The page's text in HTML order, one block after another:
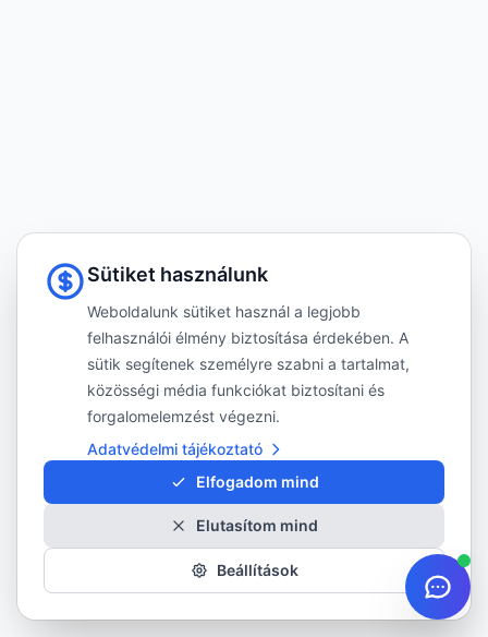
Sütiket használunk
Weboldalunk sütiket használ a legjobb
felhasználói élmény biztosítása érdekében. A
sütik segítenek személyre szabni a tartalmat,
közösségi média funkciókat biztosítani és
forgalomelemzést végezni.
Adatvédelmi tájékoztató
Elfogadom mind
Elutasítom mind
Beállítások